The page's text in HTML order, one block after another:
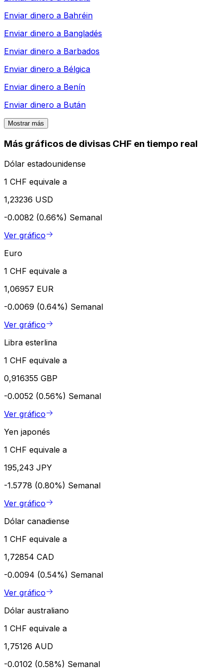
Enviar dinero a Bahréin
Enviar dinero a Bangladés
Enviar dinero a Barbados
Enviar dinero a Bélgica
Enviar dinero a Benín
Enviar dinero a Bután
Mostrar más
Más gráficos de divisas CHF en tiempo real
Dólar estadounidense
1 CHF equivale a
1,23236 USD
-0.0082 (0.66%) Semanal
Ver gráfico
Euro
1 CHF equivale a
1,06957 EUR
-0.0069 (0.64%) Semanal
Ver gráfico
Libra esterlina
1 CHF equivale a
0,916355 GBP
-0.0052 (0.56%) Semanal
Ver gráfico
Yen japonés
1 CHF equivale a
195,243 JPY
-1.5778 (0.80%) Semanal
Ver gráfico
Dólar canadiense
1 CHF equivale a
1,72854 CAD
-0.0094 (0.54%) Semanal
Ver gráfico
Dólar australiano
1 CHF equivale a
1,75126 AUD
-0.0102 (0.58%) Semanal